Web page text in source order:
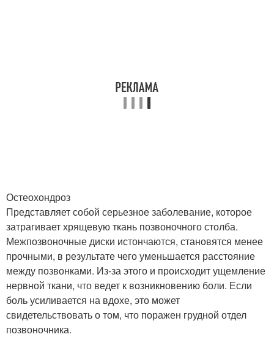
Остеохондроз
Представляет собой серьезное заболевание, которое
затрагивает хрящевую ткань позвоночного столба.
Межпозвоночные диски истончаются, становятся менее
прочными, в результате чего уменьшается расстояние
между позвонками. Из-за этого и происходит ущемление
нервной ткани, что ведет к возникновению боли. Если
боль усиливается на вдохе, это может
свидетельствовать о том, что поражен грудной отдел
позвоночника.